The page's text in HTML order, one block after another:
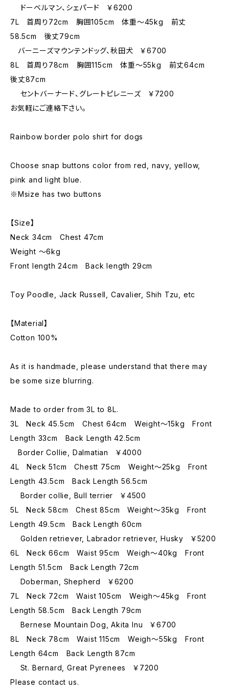
ドーベルマン、シェパード ￥6200
7L 首周り72cm 胸囲105cm 体重～45kg 前丈
58.5cm 後丈79cm
バーニーズマウンテンドッグ、秋田犬 ￥6700
8L 首周り78cm 胸囲115cm 体重～55kg 前丈64cm
後丈87cm
セントバーナード、グレートピレニーズ ￥7200
お気軽にご連絡下さい。
Rainbow border polo shirt for dogs
Choose snap buttons color from red, navy, yellow,
pink and light blue.
※Msize has two buttons
【Size】
Neck 34cm Chest 47cm
Weight ～6kg
Front length 24cm Back length 29cm
Toy Poodle, Jack Russell, Cavalier, Shih Tzu, etc
【Material】
Cotton 100%
As it is handmade, please understand that there may
be some size blurring.
Made to order from 3L to 8L.
3L Neck 45.5cm Chest 64cm Weight～15kg Front
Length 33cm Back Length 42.5cm
Border Collie, Dalmatian ￥4000
4L Neck 51cm Chestt 75cm Weight～25kg Front
Length 43.5cm Back Length 56.5cm
Border collie, Bull terrier ￥4500
5L Neck 58cm Chest 85cm Weight～35kg Front
Length 49.5cm Back Length 60cm
Golden retriever, Labrador retriever, Husky ￥5200
6L Neck 66cm Waist 95cm Weigh～40kg Front
Length 51.5cm Back Length 72cm
Doberman, Shepherd ￥6200
7L Neck 72cm Waist 105cm Weigh～45kg Front
Length 58.5cm Back Length 79cm
Bernese Mountain Dog, Akita Inu ￥6700
8L Neck 78cm Waist 115cm Weigh～55kg Front
Length 64cm Back Length 87cm
St. Bernard, Great Pyrenees ￥7200
Please contact us.